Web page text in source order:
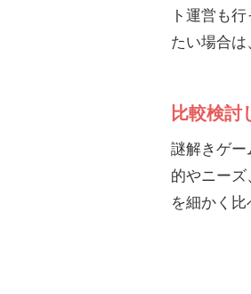
ト運営も
たい場合は
比較検討
謎解きゲー
的やニー
を細かく比